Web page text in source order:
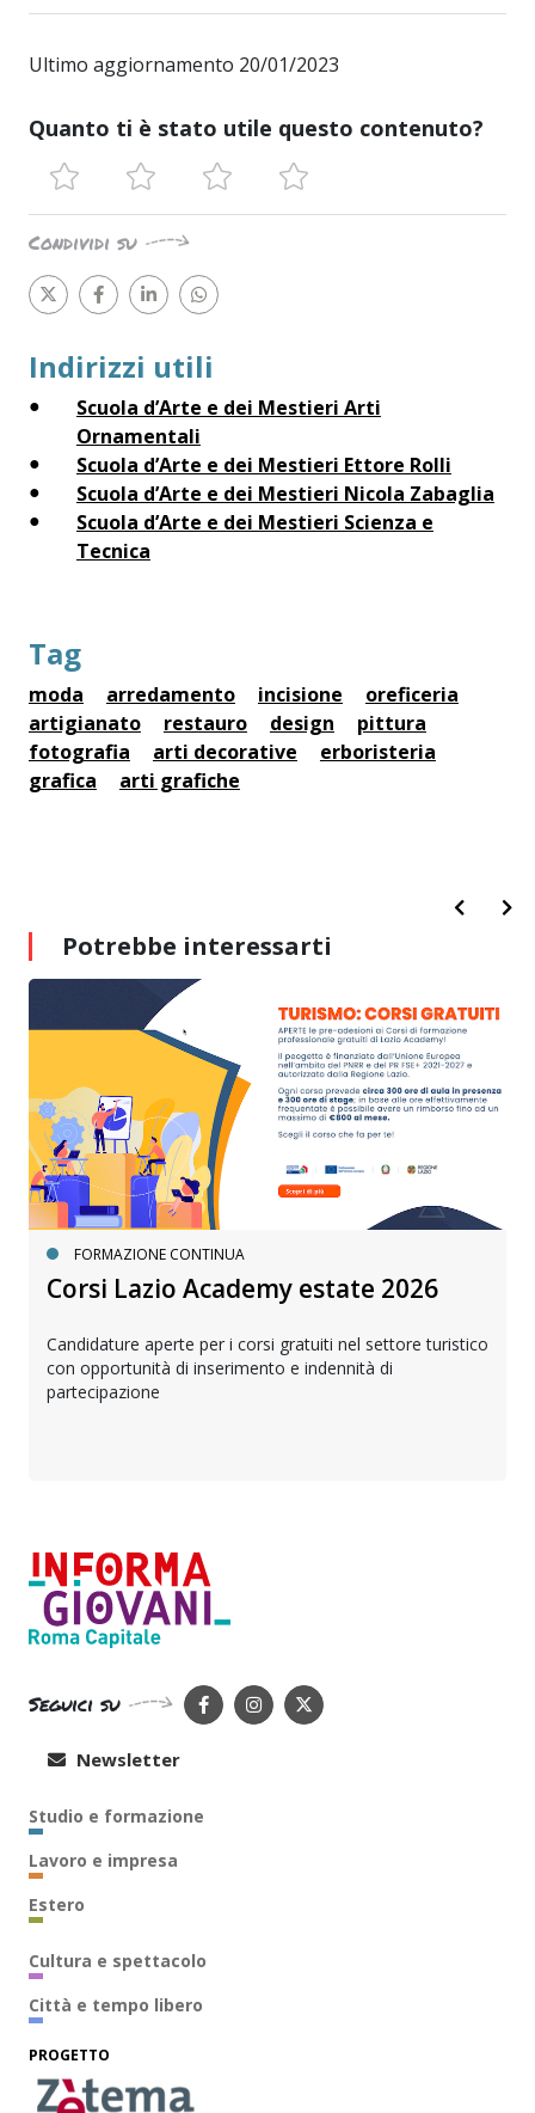
Ultimo aggiornamento 20/01/2023
Quanto ti è stato utile questo contenuto?
Condividi su
Indirizzi utili
Scuola d’Arte e dei Mestieri Arti
Ornamentali
Scuola d’Arte e dei Mestieri Ettore Rolli
Scuola d’Arte e dei Mestieri Nicola Zabaglia
Scuola d’Arte e dei Mestieri Scienza e
Tecnica
Tag
moda arredamento incisione
oreficeria
artigianato
restauro design
pittura
fotografia
arti decorative
erboristeria
grafica
arti grafiche
Potrebbe interessarti
FORMAZIONE CONTINUA
Corsi Lazio Academy estate 2026
Candidature aperte per i corsi gratuiti nel settore turistico
con opportunità di inserimento e indennità di
partecipazione
Seguici su
Newsletter
Studio e formazione
Lavoro e impresa
Estero
Cultura e spettacolo
Città e tempo libero
PROGETTO